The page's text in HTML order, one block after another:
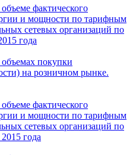
фактического
и мощности по тарифным
сетевых организаций по
года
покупки
на розничном рынке.
фактического
и мощности по тарифным
сетевых организаций по
года